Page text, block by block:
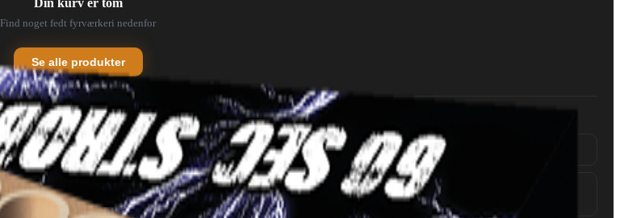
Find noget fedt fyrværkeri nedenfor
Se alle produkter
💥Batterier
Fontæner